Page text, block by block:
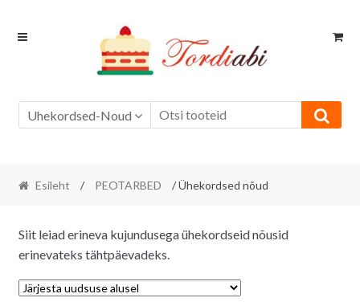
Skip
Skip
Uhekordsed-Noud
Esileht / PEOTARBED / Ühekordsed nõud
Siit leiad erineva kujundusega ühekordseid nõusid
erinevateks tähtpäevadeks.